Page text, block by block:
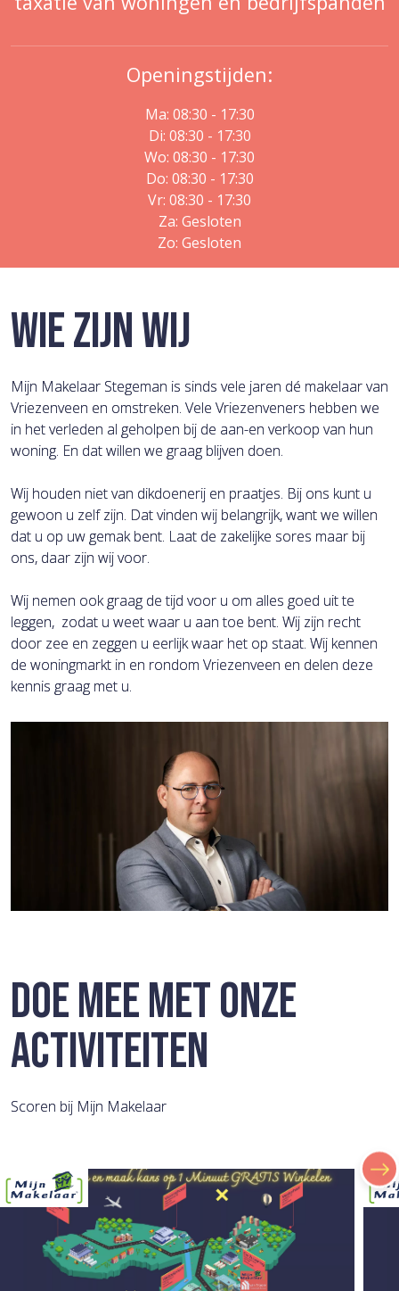
Openingstijden:
Ma: 08:30 - 17:30
Di: 08:30 - 17:30
Wo: 08:30 - 17:30
Do: 08:30 - 17:30
Vr: 08:30 - 17:30
Za: Gesloten
Zo: Gesloten
WIE ZIJN WIJ
Mijn Makelaar Stegeman is sinds vele jaren dé makelaar van
Vriezenveen en omstreken. Vele Vriezenveners hebben we
in het verleden al geholpen bij de aan-en verkoop van hun
woning. En dat willen we graag blijven doen.
Wij houden niet van dikdoenerij en praatjes. Bij ons kunt u
gewoon u zelf zijn. Dat vinden wij belangrijk, want we willen
dat u op uw gemak bent. Laat de zakelijke sores maar bij
ons, daar zijn wij voor.
Wij nemen ook graag de tijd voor u om alles goed uit te
leggen, zodat u weet waar u aan toe bent. Wij zijn recht
door zee en zeggen u eerlijk waar het op staat. Wij kennen
de woningmarkt in en rondom Vriezenveen en delen deze
kennis graag met u.
DOE MEE MET ONZE
ACTIVITEITEN
Scoren bij Mijn Makelaar